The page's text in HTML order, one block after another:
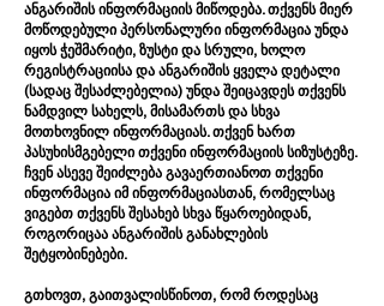
ანგარიშის ინფორმაციის მიწოდება. თქვენს მიერ
მოწოდებული პერსონალური ინფორმაცია უნდა
იყოს ჭეშმარიტი, ზუსტი და სრული, ხოლო
რეგისტრაციისა და ანგარიშის ყველა დეტალი
(სადაც შესაძლებელია) უნდა შეიცავდეს თქვენს
ნამდვილ სახელს, მისამართს და სხვა
მოთხოვნილ ინფორმაციას. თქვენ ხართ
პასუხისმგებელი თქვენი ინფორმაციის სიზუსტეზე.
ჩვენ ასევე შეიძლება გავაერთიანოთ თქვენი
ინფორმაცია იმ ინფორმაციასთან, რომელსაც
ვიგებთ თქვენს შესახებ სხვა წყაროებიდან,
როგორიცაა ანგარიშის განახლების
შეტყობინებები.
გთხოვთ, გაითვალისწინოთ, რომ როდესაც